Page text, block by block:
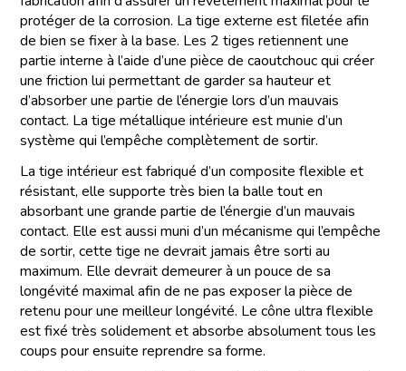
protéger de la corrosion. La tige externe est filetée afin
de bien se fixer à la base. Les 2 tiges retiennent une
partie interne à l’aide d’une pièce de caoutchouc qui créer
une friction lui permettant de garder sa hauteur et
d’absorber une partie de l’énergie lors d’un mauvais
contact. La tige métallique intérieure est munie d’un
système qui l’empêche complètement de sortir.
La tige intérieur est fabriqué d’un composite flexible et
résistant, elle supporte très bien la balle tout en
absorbant une grande partie de l’énergie d’un mauvais
contact. Elle est aussi muni d’un mécanisme qui l’empêche
de sortir, cette tige ne devrait jamais être sorti au
maximum. Elle devrait demeurer à un pouce de sa
longévité maximal afin de ne pas exposer la pièce de
retenu pour une meilleur longévité. Le cône ultra flexible
est fixé très solidement et absorbe absolument tous les
coups pour ensuite reprendre sa forme.